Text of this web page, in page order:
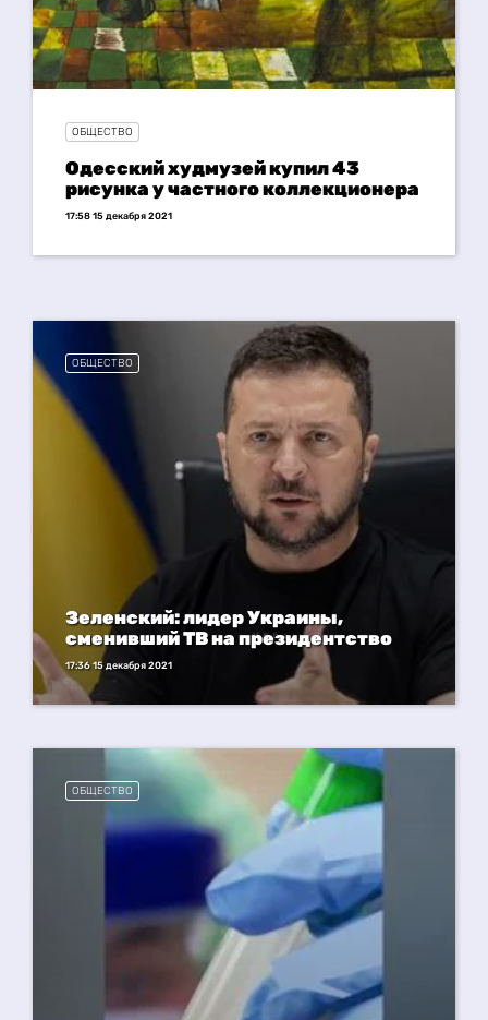
ОБЩЕСТВО
Одесский худмузей купил 43
рисунка у частного коллекционера
17:58 15 декабря 2021
ОБЩЕСТВО
Зеленский: лидер Украины,
сменивший ТВ на президентство
17:36 15 декабря 2021
ОБЩЕСТВО